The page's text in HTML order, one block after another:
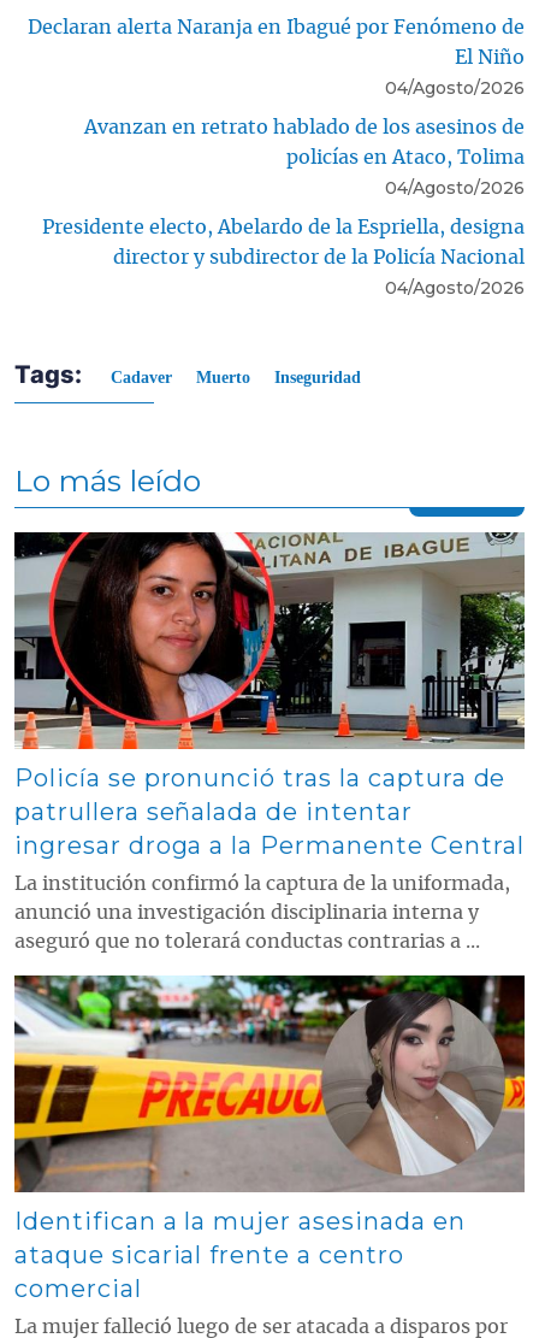
Declaran alerta Naranja en Ibagué por Fenómeno de
El Niño
04/Agosto/2026
Avanzan en retrato hablado de los asesinos de
policías en Ataco, Tolima
04/Agosto/2026
Presidente electo, Abelardo de la Espriella, designa
director y subdirector de la Policía Nacional
04/Agosto/2026
Tags: Cadaver Muerto Inseguridad
Lo más leído
Contenido multimedia principal
Policía se pronunció tras la captura de
patrullera señalada de intentar
ingresar droga a la Permanente Central
La institución confirmó la captura de la uniformada,
anunció una investigación disciplinaria interna y
aseguró que no tolerará conductas contrarias a ...
Contenido multimedia principal
Identifican a la mujer asesinada en
ataque sicarial frente a centro
comercial
La mujer falleció luego de ser atacada a disparos por